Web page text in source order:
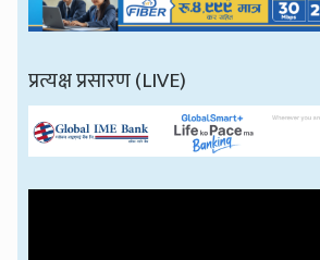
प्रत्यक्ष प्रसारण (LIVE)